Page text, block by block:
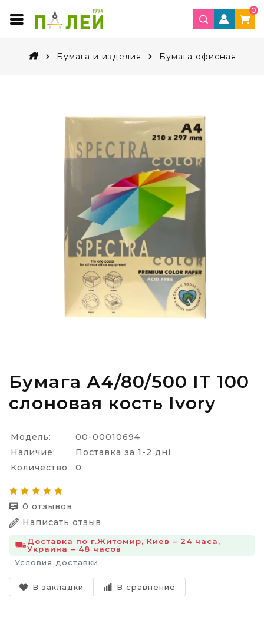
0
Бумага и изделия Бумага офисная
Бумага А4/80/500 IT 100
слоновая кость Ivory
Модель:
00-00010694
Наличие:
Поставка за 1-2 дні
Количество
0
0 отзывов
Написать отзыв
Доставка по г.Житомир, Киев – 24 часа,
Украина – 48 часов
Условия доставки
В закладки В сравнение